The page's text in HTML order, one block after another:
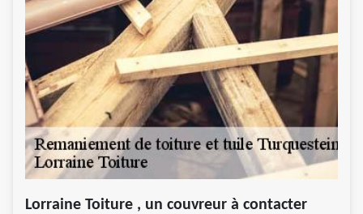
Lorraine Toiture , un couvreur à contacter